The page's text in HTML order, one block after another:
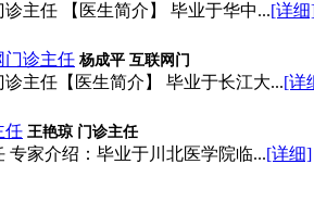
主任 【医生简介】 毕业于华中...[详
杨成平 互联网门
主任【医生简介】 毕业于长江大...[详
王艳琼 门诊主任
专家介绍：毕业于川北医学院临...[详细]